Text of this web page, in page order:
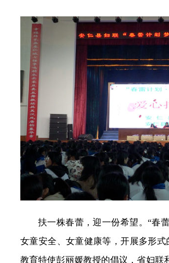
扶一株春蕾，迎一份希望。“春
女童安全、女童健康等，开展多形
教育特使彭丽媛教授的倡议，省妇联